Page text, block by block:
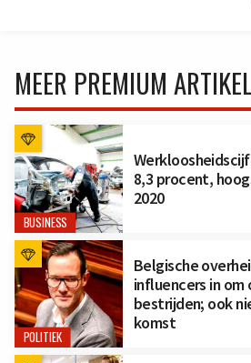
MEER PREMIUM
BUSINESS
8,3 procent,
2020
POLITIEK
Belgische
influencers in
bestrijden; ook
komst